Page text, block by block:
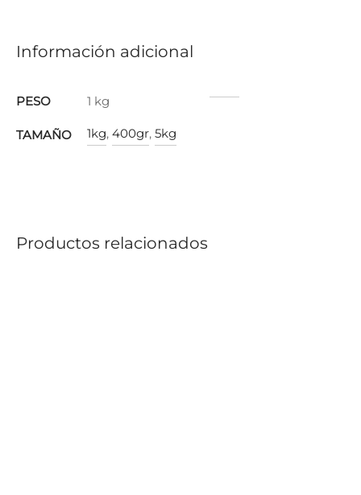
Información adicional
PESO 1 kg
TAMAÑO 1kg, 400gr, 5kg
Productos relacionados